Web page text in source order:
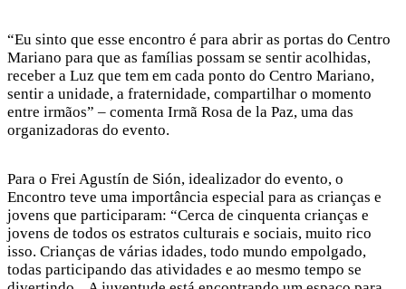
“Eu sinto que esse encontro é para abrir as portas do Centro
Mariano para que as famílias possam se sentir acolhidas,
receber a Luz que tem em cada ponto do Centro Mariano,
sentir a unidade, a fraternidade, compartilhar o momento
entre irmãos” – comenta Irmã Rosa de la Paz, uma das
organizadoras do evento.
Para o Frei Agustín de Sión, idealizador do evento, o
Encontro teve uma importância especial para as crianças e
jovens que participaram: “Cerca de cinquenta crianças e
jovens de todos os estratos culturais e sociais, muito rico
isso. Crianças de várias idades, todo mundo empolgado,
todas participando das atividades e ao mesmo tempo se